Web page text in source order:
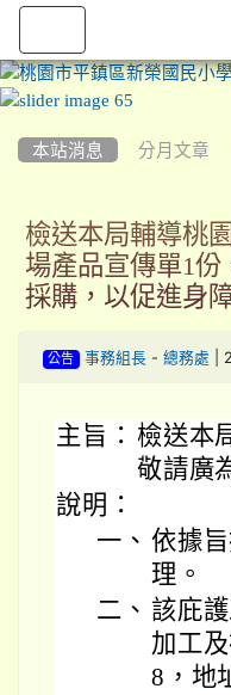
本站消息 分月文章
檢送本局輔導桃
場產品宣傳單1
採購，以促進身
公告 事務組長- 總務處 |
主旨： 檢送本
敬請廣
說明：
一、 依據
理。
二、 該庇
加工
8，地